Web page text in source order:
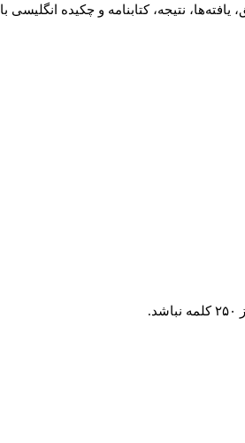
نتیجه، کتابنامه و چکیده انگلیسی